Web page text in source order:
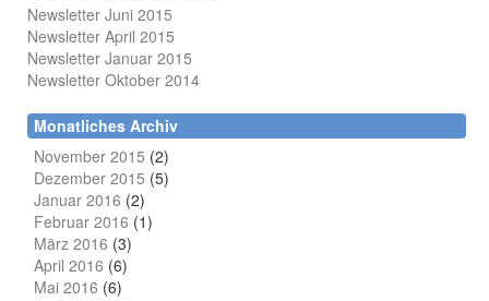
Newsletter Juni 2015
Newsletter April 2015
Newsletter Januar 2015
Newsletter Oktober 2014
Monatliches Archiv
November 2015 (2)
Dezember 2015 (5)
Januar 2016 (2)
Februar 2016 (1)
März 2016 (3)
April 2016 (6)
Mai 2016 (6)